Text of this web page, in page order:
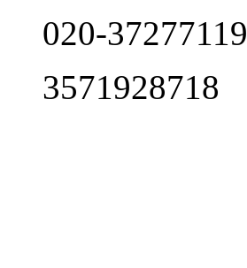
020-37277119
3571928718